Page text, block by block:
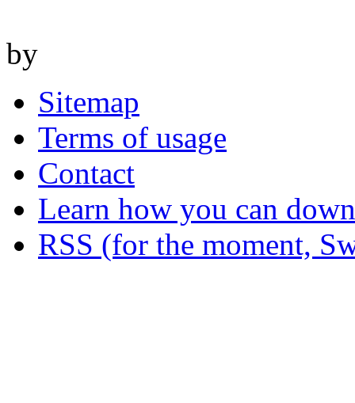
by
Sitemap
Terms of usage
Contact
Learn how you can
RSS (for the moment,